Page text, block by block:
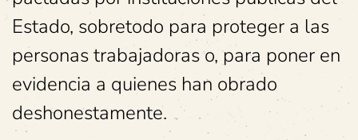
Estado, sobretodo para proteger a las
personas trabajadoras o, para poner en
evidencia a quienes han obrado
deshonestamente.